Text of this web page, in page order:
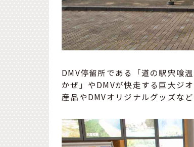
DMV停留所である「道の駅宍喰
かぜ」やDMVが快走する巨大ジ
産品やDMVオリジナルグッズな